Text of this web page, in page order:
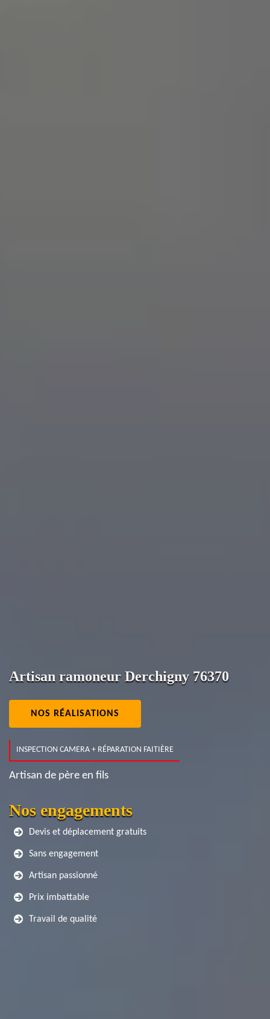
Artisan ramoneur Derchigny 76370
NOS RÉALISATIONS
INSPECTION CAMERA + RÉPARATION FAITIÈRE
Artisan de père en fils
Nos engagements
Devis et déplacement gratuits
Sans engagement
Artisan passionné
Prix imbattable
Travail de qualité